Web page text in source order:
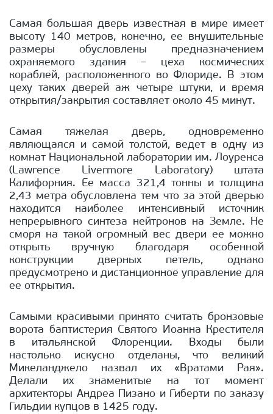
Самая большая дверь известная в мире имеет
высоту 140 метров, конечно, ее внушительные
размеры обусловлены предназначением
охраняемого здания – цеха космических
кораблей, расположенного во Флориде. В этом
цеху таких дверей аж четыре штуки, и время
открытия/закрытия составляет около 45 минут.
Самая тяжелая дверь, одновременно
являющаяся и самой толстой, ведет в одну из
комнат Национальной лаборатории им. Лоуренса
(Lawrence Livermore Laboratory) штата
Калифорния. Ее масса 321,4 тонны и толщина
2,43 метра обусловлена тем что за этой дверью
находится наиболее интенсивный источник
непрерывного синтеза нейтронов на Земле. Не
сморя на такой огромный вес двери ее можно
открыть вручную благодаря особенной
конструкции дверных петель, однако
предусмотрено и дистанционное управление для
ее открытия.
Самыми красивыми принято считать бронзовые
ворота баптистерия Святого Иоанна Крестителя
в итальянской Флоренции. Входы были
настолько искусно отделаны, что великий
Микеланджело назвал их «Вратами Рая».
Делали их знаменитые на тот момент
архитекторы Андреа Пизано и Гиберти по заказу
Гильдии купцов в 1425 году.